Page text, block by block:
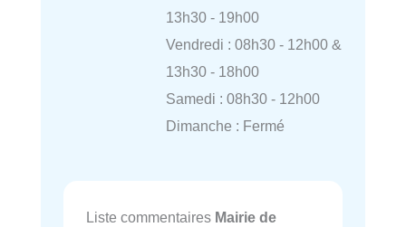
13h30 - 19h00
Vendredi : 08h30 - 12h00 &
13h30 - 18h00
Samedi : 08h30 - 12h00
Dimanche : Fermé
Liste commentaires Mairie de